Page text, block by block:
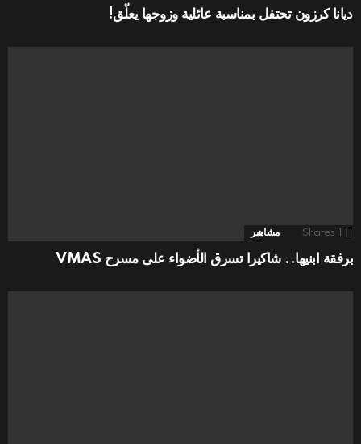
ديانا كرزون تحتفل بمناسبة عائلية وزوجها يعلّق!
Shares مشاهير
برفقة ابنيها.. شاكيرا تسرق الأضواء على مسرح VMAS